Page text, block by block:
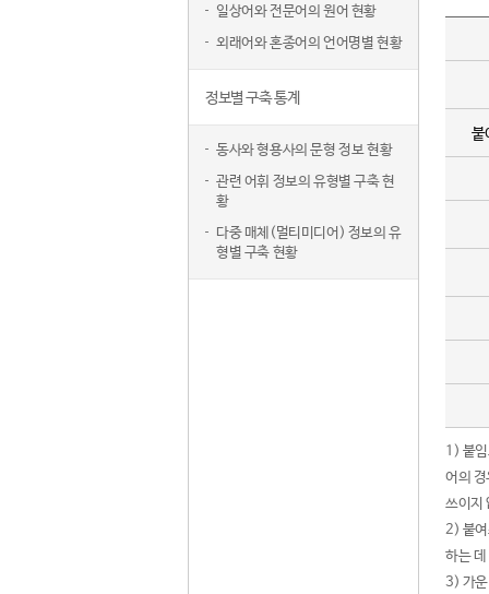
일상어와 전문어의 원어 현황
외래어와 혼종어의 언어명별 현황
정보별 구축 통계
동사와 형용사의 문형 정보 현황
관련 어휘 정보의 유형별 구축 현
황
다중 매체(멀티미디어) 정보의 유
형별 구축 현황
붙
1) 붙
어의
쓰이지
2) 붙여
하는
3) 가운